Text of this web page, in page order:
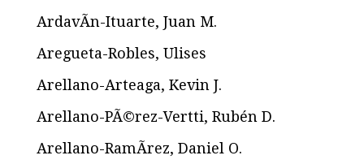
ArdavÃ­n-Ituarte, Juan M.
Aregueta-Robles, Ulises
Arellano-Arteaga, Kevin J.
Arellano-PÃ©rez-Vertti, Rubén D.
Arellano-RamÃ­rez, Daniel O.